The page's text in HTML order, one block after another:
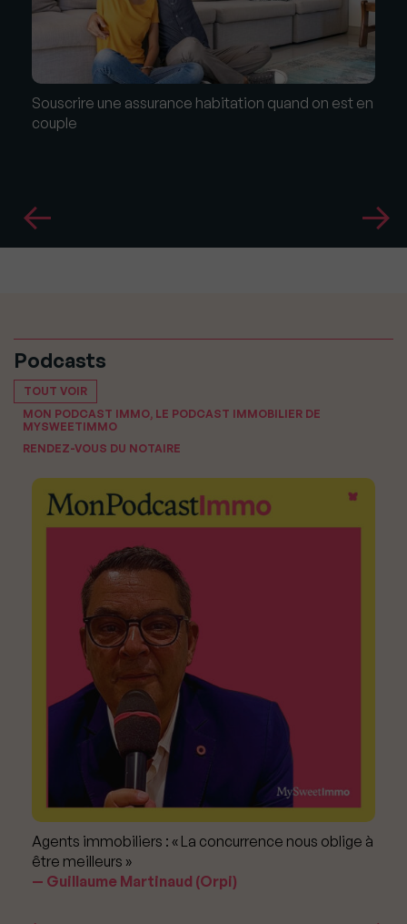
Souscrire une assurance habitation quand on est en
couple
Podcasts
TOUT VOIR
MON PODCAST IMMO, LE PODCAST IMMOBILIER DE
MYSWEETIMMO
RENDEZ-VOUS DU NOTAIRE
Agents immobiliers : « La concurrence nous oblige à
être meilleurs »
Guillaume Martinaud (Orpi)